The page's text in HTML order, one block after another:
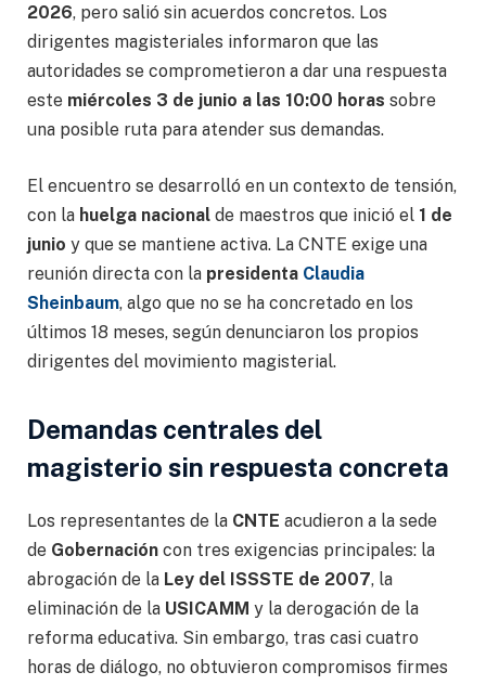
2026, pero salió sin acuerdos concretos. Los
dirigentes magisteriales informaron que las
autoridades se comprometieron a dar una respuesta
este miércoles 3 de junio a las 10:00 horas sobre
una posible ruta para atender sus demandas.
El encuentro se desarrolló en un contexto de tensión,
con la huelga nacional de maestros que inició el 1 de
junio y que se mantiene activa. La CNTE exige una
reunión directa con la presidenta Claudia
Sheinbaum, algo que no se ha concretado en los
últimos 18 meses, según denunciaron los propios
dirigentes del movimiento magisterial.
Demandas centrales del
magisterio sin respuesta concreta
Los representantes de la CNTE acudieron a la sede
de Gobernación con tres exigencias principales: la
abrogación de la Ley del ISSSTE de 2007, la
eliminación de la USICAMM y la derogación de la
reforma educativa. Sin embargo, tras casi cuatro
horas de diálogo, no obtuvieron compromisos firmes